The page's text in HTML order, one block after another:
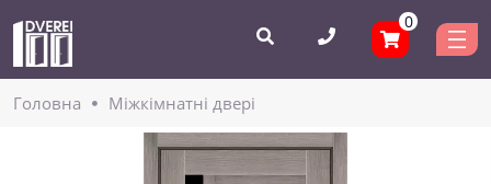
0
Головнa Міжкімнатні двері